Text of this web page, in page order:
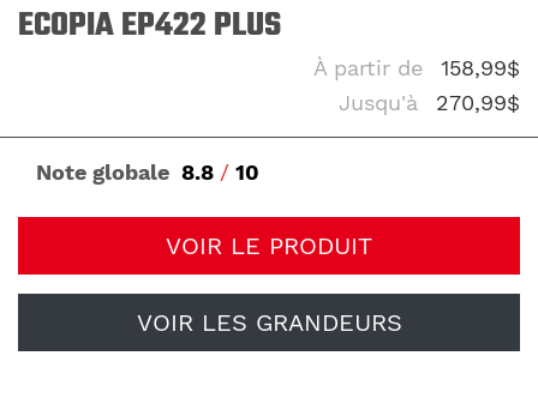
ECOPIA EP422 PLUS
À partir de
158,99$
Jusqu'à
270,99$
Note globale 8.8 / 10
VOIR LE PRODUIT
VOIR LES GRANDEURS